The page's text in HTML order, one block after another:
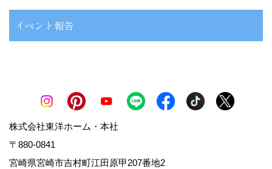
イベント報告
株式会社東洋ホーム・本社
〒880-0841
宮崎県宮崎市吉村町江田原甲207番地2